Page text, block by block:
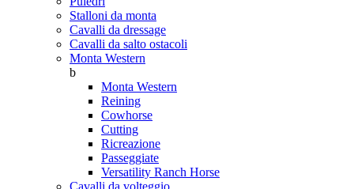
Stalloni da monta
Cavalli da dressage
Cavalli da salto ostacoli
Monta Western
b
Monta Western
Reining
Cowhorse
Cutting
Ricreazione
Passeggiate
Versatility Ranch Horse
Cavalli da volteggio